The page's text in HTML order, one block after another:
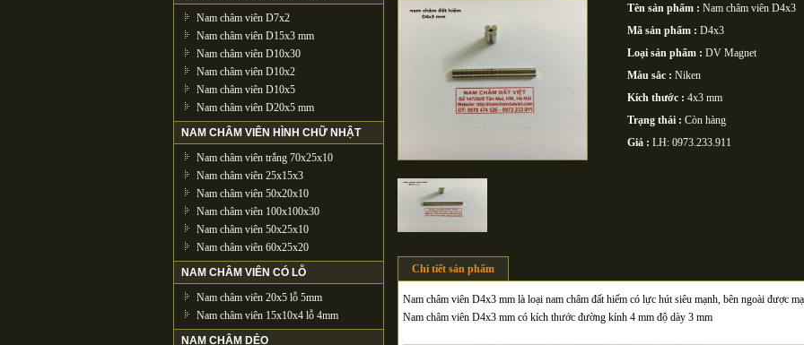
Nam châm viên D7x2
Nam châm viên D15x3 mm
Nam châm viên D10x30
Nam châm viên D10x2
Nam châm viên D10x5
Nam châm viên D20x5 mm
NAM CHÂM VIÊN HÌNH CHỮ NHẬT
Nam châm viên trắng 70x25x10
Nam châm viên 25x15x3
Nam châm viên 50x20x10
Nam châm viên 100x100x30
Nam châm viên 50x25x10
Nam châm viên 60x25x20
NAM CHÂM VIÊN CÓ LỖ
Nam châm viên 20x5 lỗ 5mm
Nam châm viên 15x10x4 lỗ 4mm
NAM CHÂM DẺO
Tên sản phẩm : Nam châm viên D4x3
Mã sản phẩm : D4x3
Loại sản phẩm : DV Magnet
Màu sắc : Niken
Kích thước : 4x3 mm
Trạng thái : Còn hàng
Giá : LH: 0973.233.911
Chi tiết sản phẩm
Nam châm viên D4x3 mm là loại nam châm đất hiếm có lực hút siêu mạnh, bên ngoài được
Nam châm viên D4x3 mm có kích thước đường kính 4 mm độ dày 3 mm